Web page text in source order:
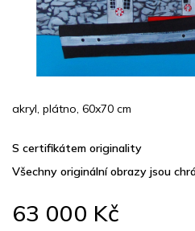
S certifikátem originality
Všechny originální obrazy jsou
63 000 Kč
akryl, plátno, 60x70 cm